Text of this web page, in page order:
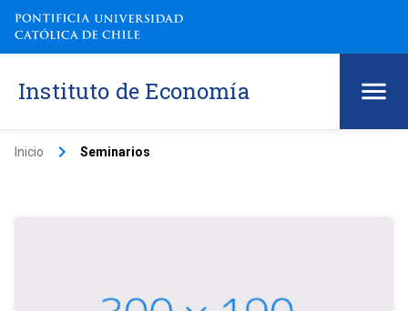
Instituto de Economía
Inicio keyboard_arrow_right Seminarios